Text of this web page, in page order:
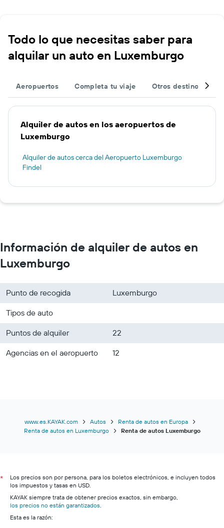
Todo lo que necesitas saber para
alquilar un auto en Luxemburgo
Aeropuertos Completa tu viaje Otros destinos
Alquiler de autos en los aeropuertos de
Luxemburgo
Alquiler de autos cerca del Aeropuerto Luxemburgo
Findel
Información de alquiler de autos en
Luxemburgo
Punto de recogida
Luxemburgo
Tipos de auto
Puntos de alquiler
22
Agencias en el aeropuerto
12
www.es.KAYAK.com Autos
Renta de autos en Europa
Renta de autos en Luxemburgo
Renta de autos Luxemburgo
*
Los precios son por persona, para los boletos electrónicos, e incluyen todos
los impuestos y tasas en USD.
KAYAK siempre trata de obtener precios exactos, sin embargo,
los precios no están garantizados
Esta es la razón: